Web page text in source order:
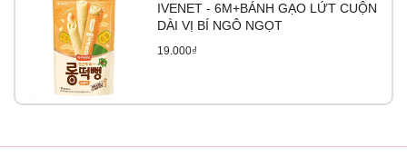
IVENET - 6M+BÁNH GẠO LỨT CUỘN
DÀI VỊ BÍ NGÔ NGỌT
19.000₫